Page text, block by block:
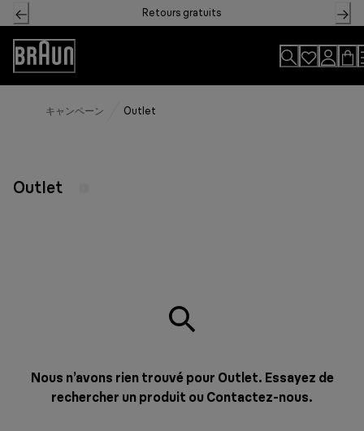
Skip
to
Content
Retours gratuits
Déclaration
d'accessibilité
キャンペーン Outlet
Outlet
Nous n’avons rien trouvé pour Outlet. Essayez de
rechercher un produit ou Contactez-nous.